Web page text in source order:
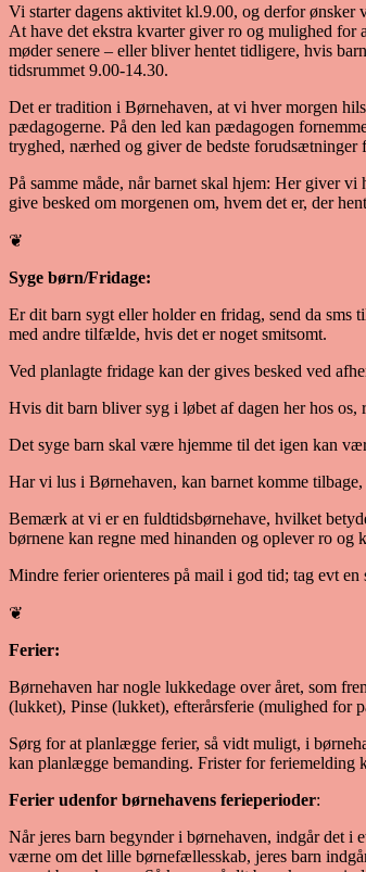
Vi starter dagens aktivitet kl.9.00, og derfor ønsker
At have det ekstra kvarter giver ro og mulighed for
møder senere – eller bliver hentet tidligere, hvis
tidsrummet 9.00-14.30.
Det er tradition i Børnehaven, at vi hver morgen
pædagogerne. På den led kan pædagogen
tryghed, nærhed og giver de bedste forudsætninger
På samme måde, når barnet skal hjem: Her giver
give besked om morgenen om, hvem det er, der
❦
Syge børn/Fridage:
Er dit barn sygt eller holder en fridag, send da sms
med andre tilfælde, hvis det er noget smitsomt.
Ved planlagte fridage kan der gives besked ved
Hvis dit barn bliver syg i løbet af dagen her hos
Det syge barn skal være hjemme til det igen kan
Har vi lus i Børnehaven, kan barnet komme
Bemærk at vi er en fuldtidsbørnehave, hvilket
børnene kan regne med hinanden og oplever ro og
Mindre ferier orienteres på mail i god tid; tag evt
❦
Ferier:
Børnehaven har nogle lukkedage over året, som
(lukket), Pinse (lukket), efterårsferie (mulighed for
Sørg for at planlægge ferier, så vidt muligt, i
kan planlægge bemanding. Frister for feriemelding
Ferier udenfor børnehavens ferieperioder:
Når jeres barn begynder i børnehaven, indgår det
værne om det lille børnefællesskab, jeres barn